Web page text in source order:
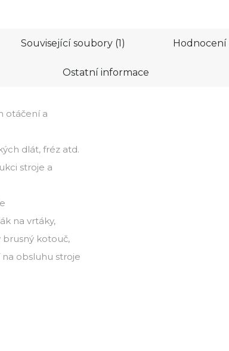
Související soubory (1) Hodnocení
Ostatní informace
otáčení a
dlát, fréz atd.
stroje a
na vrtáky,
brusný kotouč,
obsluhu stroje